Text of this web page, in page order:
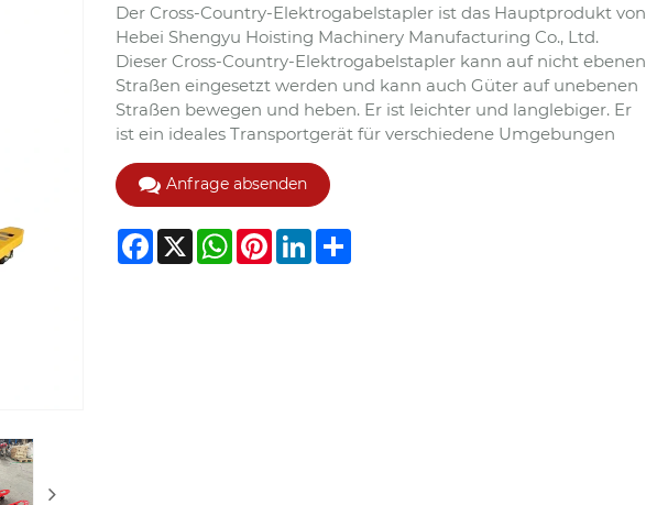
Der Cross-Country-Elektrogabelstapler ist das Hauptprodukt von
Hebei Shengyu Hoisting Machinery Manufacturing Co., Ltd.
Dieser Cross-Country-Elektrogabelstapler kann auf nicht ebenen
Straßen eingesetzt werden und kann auch Güter auf unebenen
Straßen bewegen und heben. Er ist leichter und langlebiger. Er
ist ein ideales Transportgerät für verschiedene Umgebungen
Anfrage absenden
Facebook
X WhatsApp
PinterestLinkedIn
Share